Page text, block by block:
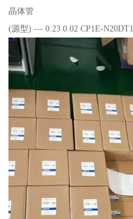
晶体管
(源型) --- 0.23 0.02 CP1E-